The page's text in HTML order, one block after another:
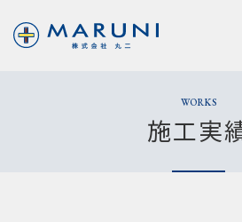
WORKS
施工実